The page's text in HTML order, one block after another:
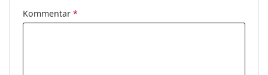
Kommentar *